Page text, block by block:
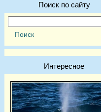
Поиск по сайту
Интересное